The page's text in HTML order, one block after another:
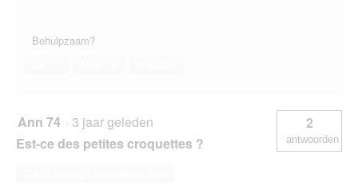
Behulpzaam?
Ann 74 · 3 jaar geleden
Est-ce des petites croquettes ?
2
antwoorden